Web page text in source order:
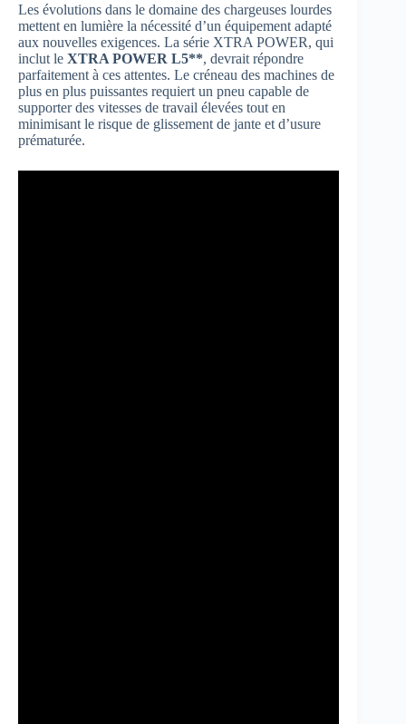
Les évolutions dans le domaine des chargeuses lourdes
mettent en lumière la nécessité d’un équipement adapté
aux nouvelles exigences. La série XTRA POWER, qui
inclut le XTRA POWER L5**, devrait répondre
parfaitement à ces attentes. Le créneau des machines de
plus en plus puissantes requiert un pneu capable de
supporter des vitesses de travail élevées tout en
minimisant le risque de glissement de jante et d’usure
prématurée.